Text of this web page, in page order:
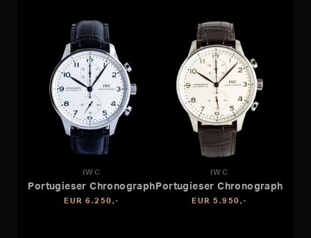
IWC
Portugieser Chronograph
EUR 6.250,-
IWC
Portugieser Chronograph
EUR 5.950,-